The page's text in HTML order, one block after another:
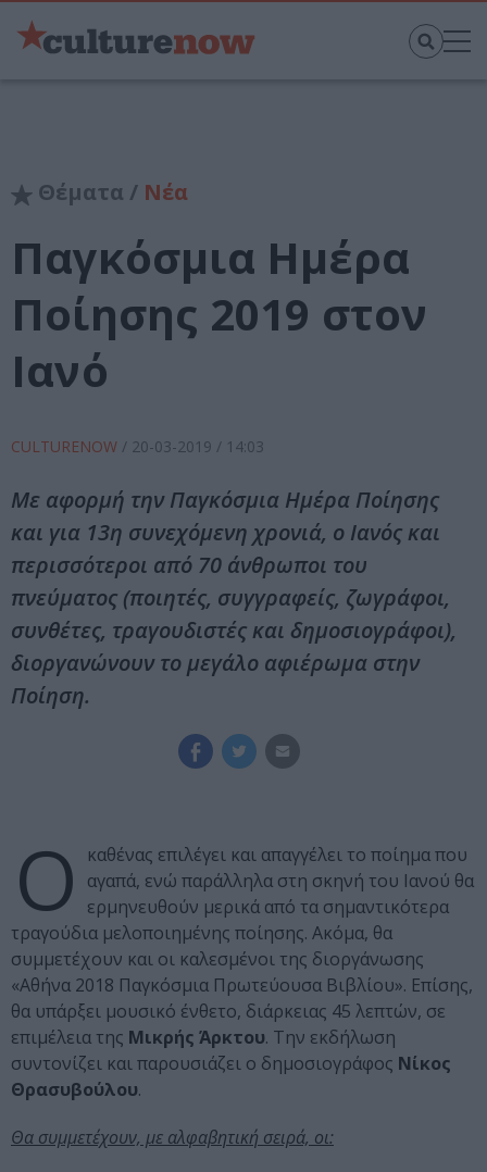
Θέματα / Νέα
Παγκόσμια Ημέρα
Ποίησης 2019 στον
Ιανό
CULTURENOW / 20-03-2019 / 14:03
Με αφορμή την Παγκόσμια Ημέρα Ποίησης
και για 13η συνεχόμενη χρονιά, ο Ιανός και
περισσότεροι από 70 άνθρωποι του
πνεύματος (ποιητές, συγγραφείς, ζωγράφοι,
συνθέτες, τραγουδιστές και δημοσιογράφοι),
διοργανώνουν το μεγάλο αφιέρωμα στην
Ποίηση.
Ο
καθένας επιλέγει και απαγγέλει το ποίημα που
αγαπά, ενώ παράλληλα στη σκηνή του Ιανού θα
ερμηνευθούν μερικά από τα σημαντικότερα
τραγούδια μελοποιημένης ποίησης. Ακόμα, θα
συμμετέχουν και οι καλεσμένοι της διοργάνωσης
«Αθήνα 2018 Παγκόσμια Πρωτεύουσα Βιβλίου». Επίσης,
θα υπάρξει μουσικό ένθετο, διάρκειας 45 λεπτών, σε
επιμέλεια της Μικρής Άρκτου. Την εκδήλωση
συντονίζει και παρουσιάζει ο δημοσιογράφος Νίκος
Θρασυβούλου.
Θα συμμετέχουν, με αλφαβητική σειρά, οι: